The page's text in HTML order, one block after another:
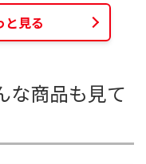
と見る
な商品も見て